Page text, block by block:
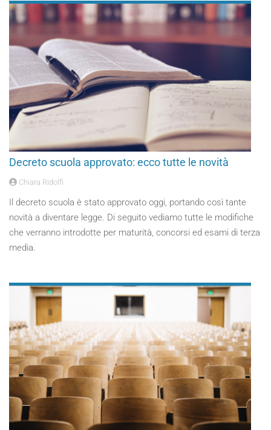
Decreto scuola approvato: ecco tutte le novità
Chiara Ridolfi
Il decreto scuola è stato approvato oggi, portando così tante
novità a diventare legge. Di seguito vediamo tutte le modifiche
che verranno introdotte per maturità, concorsi ed esami di terza
media.